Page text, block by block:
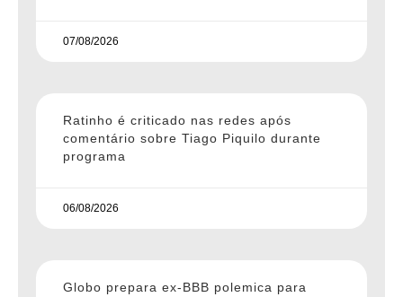
07/08/2026
Ratinho é criticado nas redes após
comentário sobre Tiago Piquilo durante
programa
06/08/2026
Globo prepara ex-BBB polemica para